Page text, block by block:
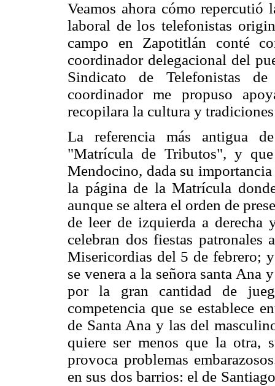
Veamos ahora cómo
laboral de los telefonistas
campo en Zapotitlán conté
coordinador delegacional del
Sindicato de Telefonistas
coordinador me propuso
recopilara la cultura y
La referencia más antigua
"Matrícula de Tributos", y
Mendocino, dada su
la página de la Matrícula
aunque se altera el orden de
de leer de izquierda a derecha
celebran dos fiestas
Misericordias del 5 de febrero;
se venera a la señora santa Ana
por la gran cantidad de
competencia que se establece
de Santa Ana y las del
quiere ser menos que la otra,
provoca problemas
en sus dos barrios: el de